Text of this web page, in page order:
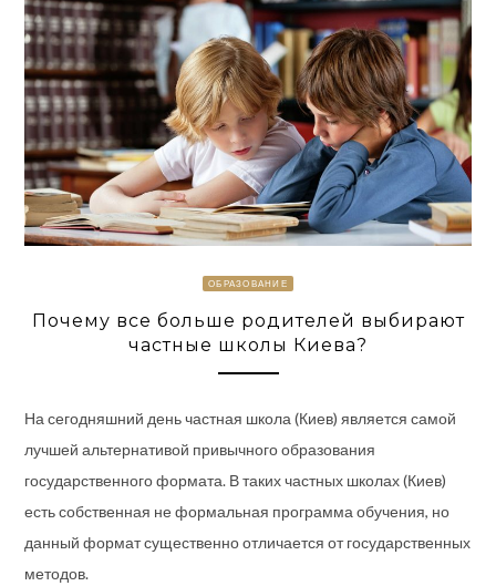
ОБРАЗОВАНИЕ
Почему все больше родителей выбирают
частные школы Киева?
На сегодняшний день частная школа (Киев) является самой
лучшей альтернативой привычного образования
государственного формата. В таких частных школах (Киев)
есть собственная не формальная программа обучения, но
данный формат существенно отличается от государственных
методов.